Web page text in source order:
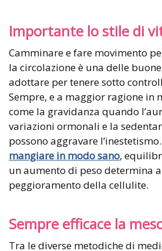
Importante lo stile di
Camminare e fare movimento
la circolazione è una delle
adottare per tenere sotto
Sempre, e a maggior ragione in
come la gravidanza quando
variazioni ormonali e la
possono aggravare
mangiare in modo sano,
un aumento di peso determina
peggioramento della cellulite.
Sempre efficace la
Tra le diverse metodiche di